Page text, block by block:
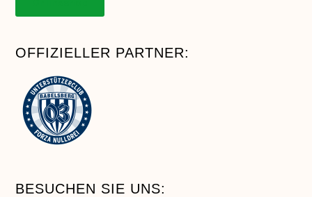
OFFIZIELLER PARTNER:
BESUCHEN SIE UNS: